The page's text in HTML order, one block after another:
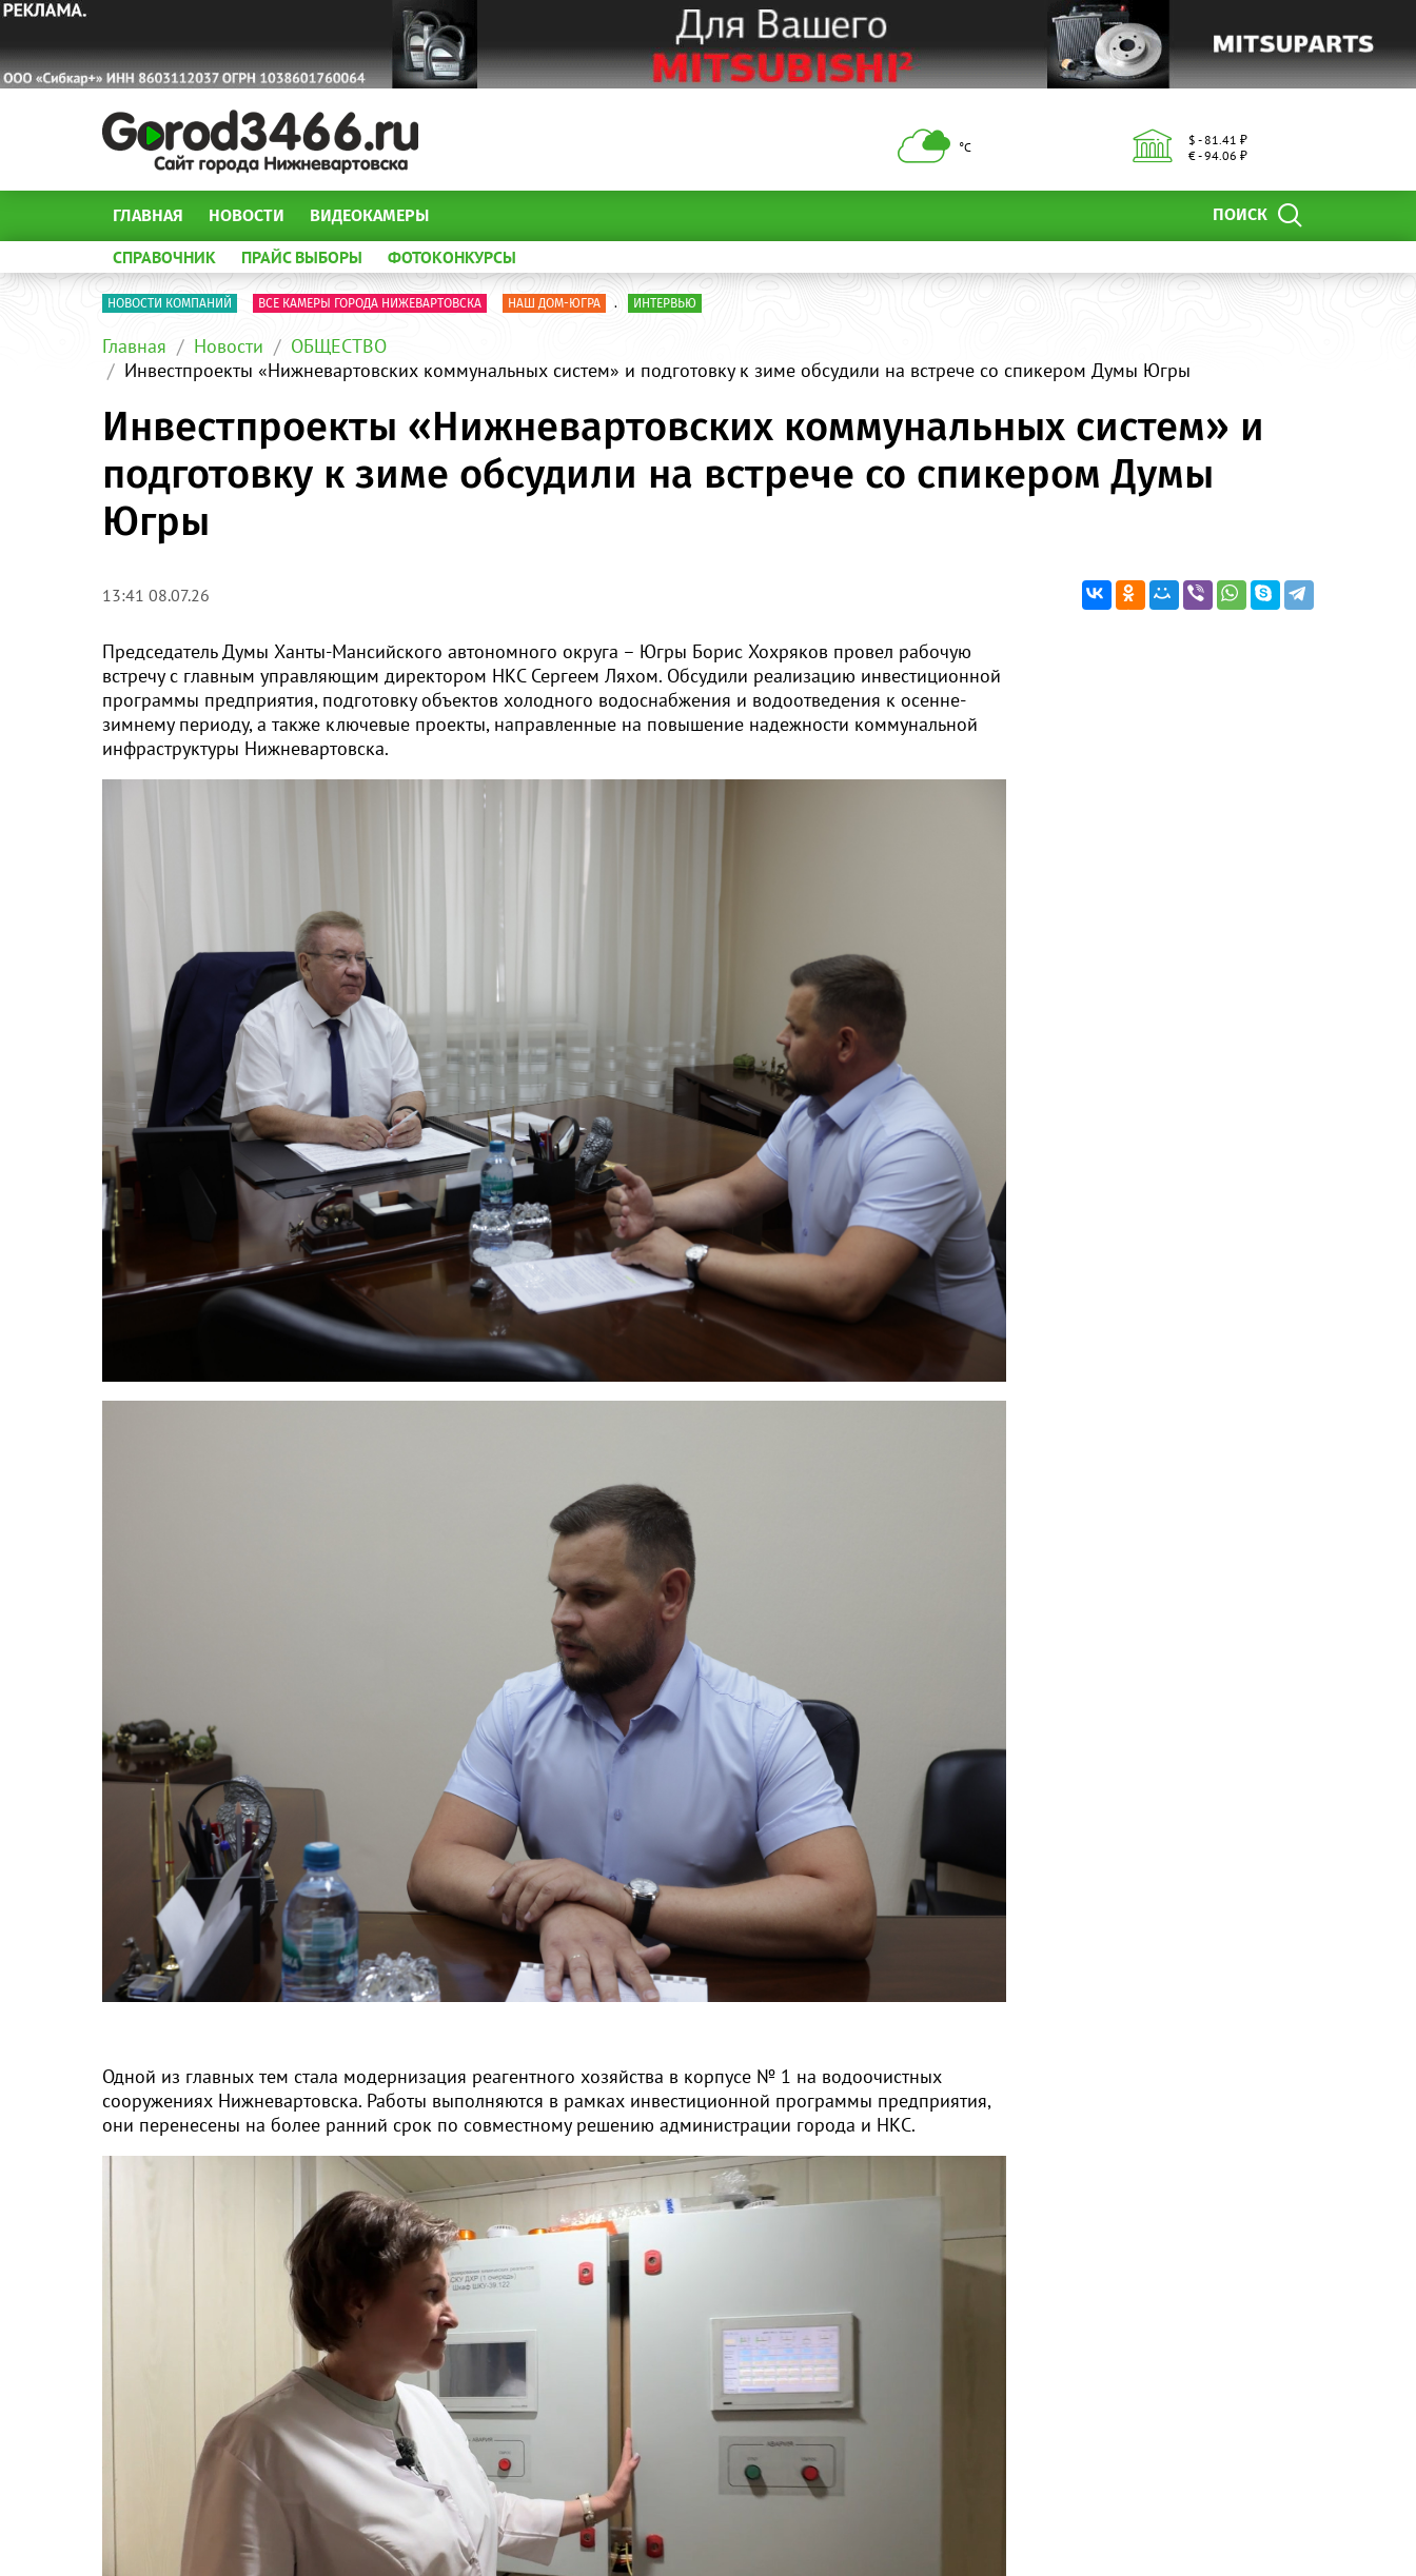
°С
$ - 81.41 ₽
€ - 94.06 ₽
ПОИСК
ГЛАВНАЯ НОВОСТИ ВИДЕОКАМЕРЫ
СПРАВОЧНИК ПРАЙС ВЫБОРЫ ФОТОКОНКУРСЫ
НОВОСТИ КОМПАНИЙ ВСЕ КАМЕРЫ ГОРОДА НИЖЕВАРТОВСКА НАШ ДОМ-ЮГРА . ИНТЕРВЬЮ
Главная Новости
ОБЩЕСТВО
Инвестпроекты «Нижневартовских коммунальных систем» и подготовку к зиме обсудили на встрече со спикером Думы Югры
Инвестпроекты «Нижневартовских коммунальных систем» и
подготовку к зиме обсудили на встрече со спикером Думы
Югры
13:41 08.07.26
Председатель Думы Ханты-Мансийского автономного округа – Югры Борис Хохряков провел рабочую
встречу с главным управляющим директором НКС Сергеем Ляхом. Обсудили реализацию инвестиционной
программы предприятия, подготовку объектов холодного водоснабжения и водоотведения к осенне-
зимнему периоду, а также ключевые проекты, направленные на повышение надежности коммунальной
инфраструктуры Нижневартовска.
Одной из главных тем стала модернизация реагентного хозяйства в корпусе № 1 на водоочистных
сооружениях Нижневартовска. Работы выполняются в рамках инвестиционной программы предприятия,
они перенесены на более ранний срок по совместному решению администрации города и НКС.